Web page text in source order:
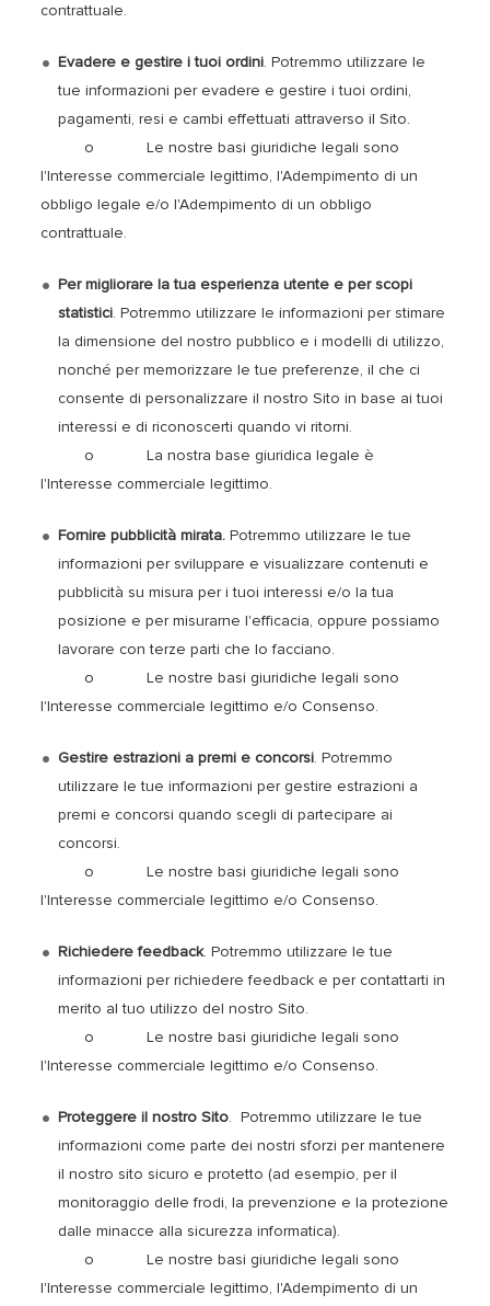
contrattuale.
Evadere e gestire i tuoi ordini. Potremmo utilizzare le
tue informazioni per evadere e gestire i tuoi ordini,
pagamenti, resi e cambi effettuati attraverso il Sito.
o Le nostre basi giuridiche legali sono
l'Interesse commerciale legittimo, l'Adempimento di un
obbligo legale e/o l'Adempimento di un obbligo
contrattuale.
Per migliorare la tua esperienza utente e per scopi
statistici. Potremmo utilizzare le informazioni per stimare
la dimensione del nostro pubblico e i modelli di utilizzo,
nonché per memorizzare le tue preferenze, il che ci
consente di personalizzare il nostro Sito in base ai tuoi
interessi e di riconoscerti quando vi ritorni.
o La nostra base giuridica legale è
l'Interesse commerciale legittimo.
Fornire pubblicità mirata.Potremmo utilizzare le tue
informazioni per sviluppare e visualizzare contenuti e
pubblicità su misura per i tuoi interessi e/o la tua
posizione e per misurarne l'efficacia, oppure possiamo
lavorare con terze parti che lo facciano.
o Le nostre basi giuridiche legali sono
l'Interesse commerciale legittimo e/o Consenso.
Gestire estrazioni a premi e concorsi. Potremmo
utilizzare le tue informazioni per gestire estrazioni a
premi e concorsi quando scegli di partecipare ai
concorsi.
o Le nostre basi giuridiche legali sono
l'Interesse commerciale legittimo e/o Consenso.
Richiedere feedback. Potremmo utilizzare le tue
informazioni per richiedere feedback e per contattarti in
merito al tuo utilizzo del nostro Sito.
o Le nostre basi giuridiche legali sono
l'Interesse commerciale legittimo e/o Consenso.
Proteggere il nostro Sito. Potremmo utilizzare le tue
informazioni come parte dei nostri sforzi per mantenere
il nostro sito sicuro e protetto (ad esempio, per il
monitoraggio delle frodi, la prevenzione e la protezione
dalle minacce alla sicurezza informatica).
o Le nostre basi giuridiche legali sono
l'Interesse commerciale legittimo, l'Adempimento di un